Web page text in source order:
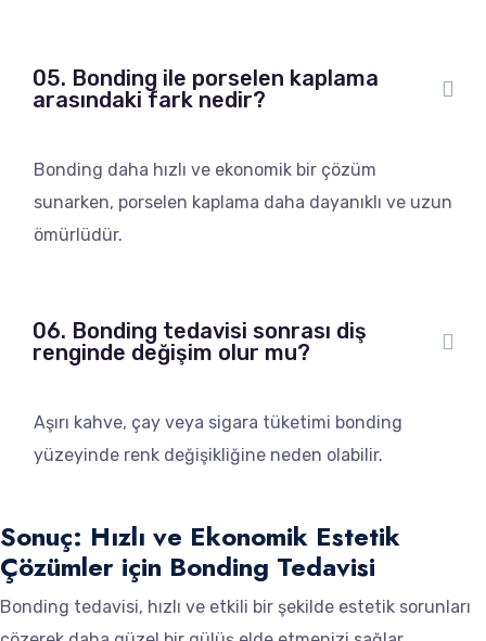
05. Bonding ile porselen kaplama
arasındaki fark nedir?
Bonding daha hızlı ve ekonomik bir çözüm
sunarken, porselen kaplama daha dayanıklı ve uzun
ömürlüdür.
06. Bonding tedavisi sonrası diş
renginde değişim olur mu?
Aşırı kahve, çay veya sigara tüketimi bonding
yüzeyinde renk değişikliğine neden olabilir.
Sonuç: Hızlı ve Ekonomik Estetik
Çözümler için Bonding Tedavisi
Bonding tedavisi, hızlı ve etkili bir şekilde estetik sorunları